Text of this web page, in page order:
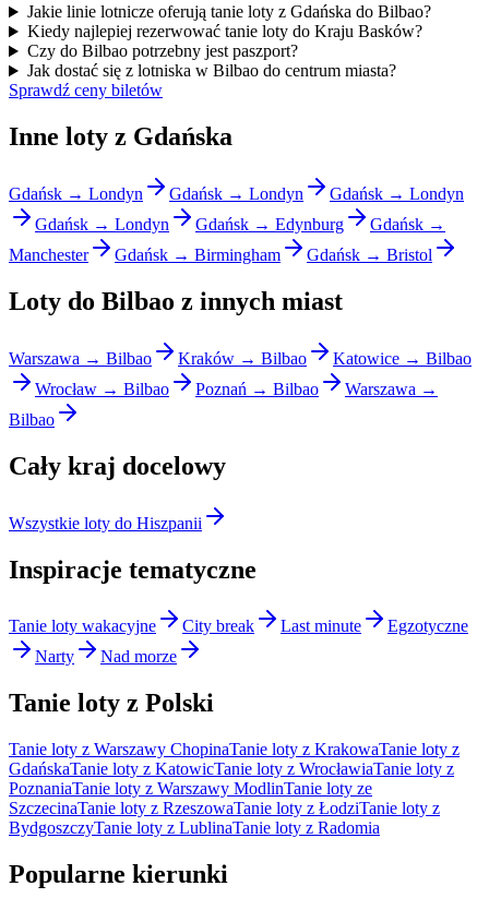
Jakie linie lotnicze oferują tanie loty z Gdańska do Bilbao?
Kiedy najlepiej rezerwować tanie loty do Kraju Basków?
Czy do Bilbao potrzebny jest paszport?
Jak dostać się z lotniska w Bilbao do centrum miasta?
Sprawdź ceny biletów
Inne loty z Gdańska
Gdańsk → Londyn Gdańsk → Londyn
Gdańsk → Londyn
Gdańsk → Londyn
Gdańsk → Edynburg
Gdańsk →
Manchester
Gdańsk → Birmingham Gdańsk → Bristol
Loty do Bilbao z innych miast
Warszawa → Bilbao Kraków → Bilbao
Katowice → Bilbao
Wrocław → Bilbao
Poznań → Bilbao
Warszawa →
Bilbao
Cały kraj docelowy
Wszystkie loty do Hiszpanii
Inspiracje tematyczne
Tanie loty wakacyjne City break Last minute
Egzotyczne
Narty
Nad morze
Tanie loty z Polski
Tanie loty z Warszawy ChopinaTanie loty z KrakowaTanie loty z
GdańskaTanie loty z KatowicTanie loty z WrocławiaTanie loty z
PoznaniaTanie loty z Warszawy ModlinTanie loty ze
SzczecinaTanie loty z RzeszowaTanie loty z ŁodziTanie loty z
BydgoszczyTanie loty z LublinaTanie loty z Radomia
Popularne kierunki